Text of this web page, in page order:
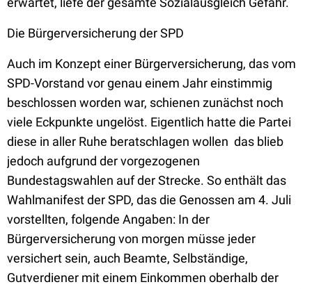
Die Bürgerversicherung der SPD
Auch im Konzept einer Bürgerversicherung, das vom
SPD-Vorstand vor genau einem Jahr einstimmig
beschlossen worden war, schienen zunächst noch
viele Eckpunkte ungelöst. Eigentlich hatte die Partei
diese in aller Ruhe beratschlagen wollen  das blieb
jedoch aufgrund der vorgezogenen
Bundestagswahlen auf der Strecke. So enthält das
Wahlmanifest der SPD, das die Genossen am 4. Juli
vorstellten, folgende Angaben: In der
Bürgerversicherung von morgen müsse jeder
versichert sein, auch Beamte, Selbständige,
Gutverdiener mit einem Einkommen oberhalb der